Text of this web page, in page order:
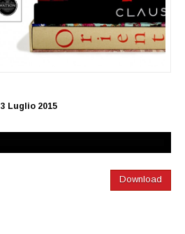
3 Luglio 2015
Download